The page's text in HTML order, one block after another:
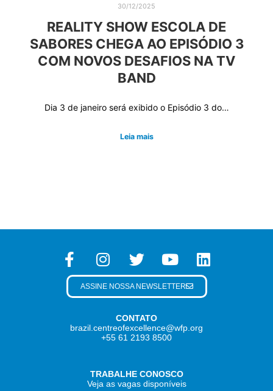
30/12/2025
REALITY SHOW ESCOLA DE
SABORES CHEGA AO EPISÓDIO 3
COM NOVOS DESAFIOS NA TV
BAND
Dia 3 de janeiro será exibido o Episódio 3 do…
Leia mais
CONTATO
brazil.centreofexcellence@wfp.org
+55 61 2193 8500
TRABALHE CONOSCO
Veja as vagas disponíveis
ASSINE NOSSA NEWSLETTER